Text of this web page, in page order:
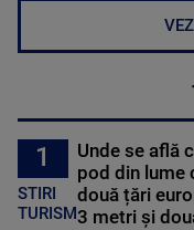
1
STIRI
TURISM
Unde se află
pod din lume
două țări
3 metri și